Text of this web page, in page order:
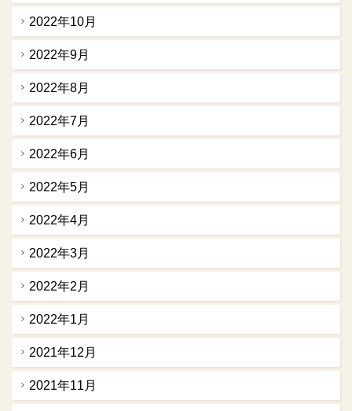
2022年10月
2022年9月
2022年8月
2022年7月
2022年6月
2022年5月
2022年4月
2022年3月
2022年2月
2022年1月
2021年12月
2021年11月